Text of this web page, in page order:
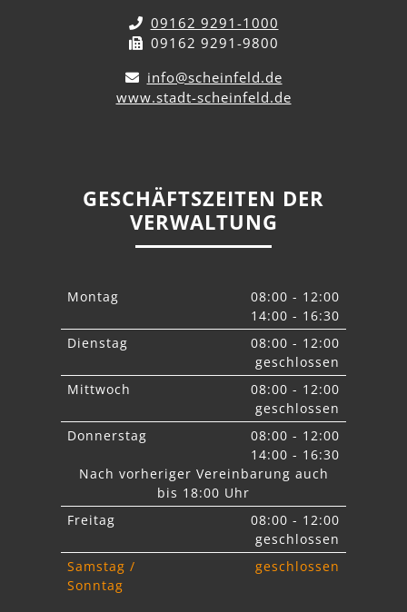
09162 9291-1000
09162 9291-9800
info@scheinfeld.de
www.stadt-scheinfeld.de
GESCHÄFTSZEITEN DER
VERWALTUNG
Montag
08:00 - 12:00
14:00 - 16:30
Dienstag
08:00 - 12:00
geschlossen
Mittwoch
08:00 - 12:00
geschlossen
Donnerstag
08:00 - 12:00
14:00 - 16:30
Nach vorheriger Vereinbarung auch
bis 18:00 Uhr
Freitag
08:00 - 12:00
geschlossen
Samstag /
Sonntag
geschlossen